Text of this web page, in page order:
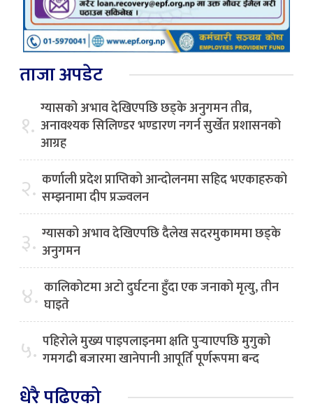
ताजा अपडेट
१. ग्यासको अभाव देखिएपछि छड्के अनुगमन तीव्र,
अनावश्यक सिलिण्डर भण्डारण नगर्न सुर्खेत प्रशासनको
आग्रह
२. कर्णाली प्रदेश प्राप्तिको आन्दोलनमा सहिद भएकाहरुको
सम्झनामा दीप प्रज्ज्वलन
३. ग्यासको अभाव देखिएपछि दैलेख सदरमुकाममा छड्के
अनुगमन
४. कालिकोटमा अटो दुर्घटना हुँदा एक जनाको मृत्यु, तीन
घाइते
५. पहिरोले मुख्य पाइपलाइनमा क्षति पुर्‍याएपछि मुगुको
गमगढी बजारमा खानेपानी आपूर्ति पूर्णरूपमा बन्द
धेरै पढिएको